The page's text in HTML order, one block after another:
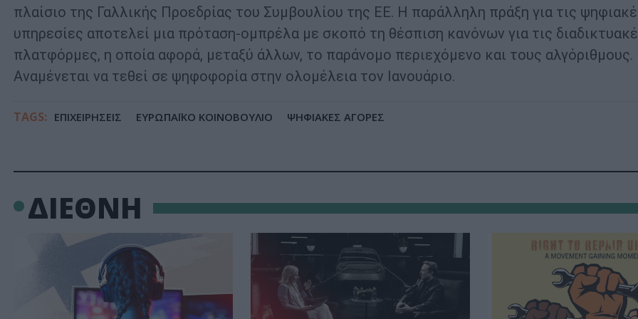
πλαίσιο της Γαλλικής Προεδρίας του Συμβουλίου της ΕΕ. Η παράλληλη πράξη για τις
υπηρεσίες αποτελεί μια πρόταση-ομπρέλα με σκοπό τη θέσπιση κανόνων για τις
πλατφόρμες, η οποία αφορά, μεταξύ άλλων, το παράνομο περιεχόμενο και τους αλγόριθμους.
Αναμένεται να τεθεί σε ψηφοφορία στην ολομέλεια τον Ιανουάριο.
TAGS: ΕΠΙΧΕΙΡΗΣΕΙΣ ΕΥΡΩΠΑΪΚΟ ΚΟΙΝΟΒΟΥΛΙΟ ΨΗΦΙΑΚΕΣ ΑΓΟΡΕΣ
ΔΙΕΘΝΗ